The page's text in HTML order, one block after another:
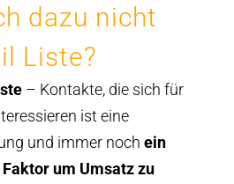
dazu nicht
Liste?
– Kontakte, die sich für
ist eine
und immer noch ein
um Umsatz zu